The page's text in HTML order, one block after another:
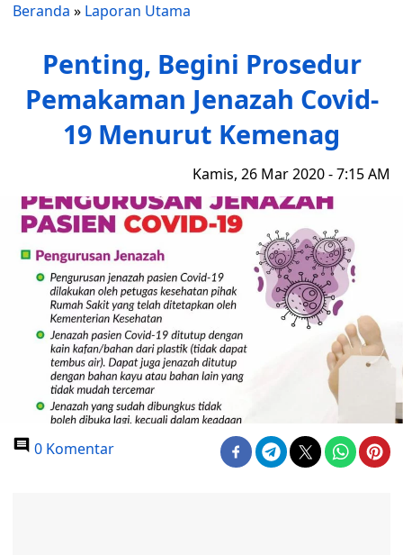
Beranda » Laporan Utama
Penting, Begini Prosedur
Pemakaman Jenazah Covid-
19 Menurut Kemenag
Kamis, 26 Mar 2020 - 7:15 AM
0 Komentar